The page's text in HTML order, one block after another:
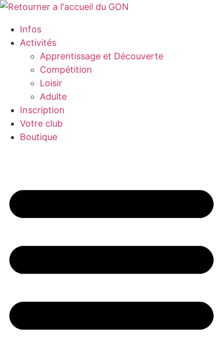
Aller
contenu
Infos
Activités
Apprentissage et Découverte
Compétition
Loisir
Adulte
Inscription
Votre club
Boutique